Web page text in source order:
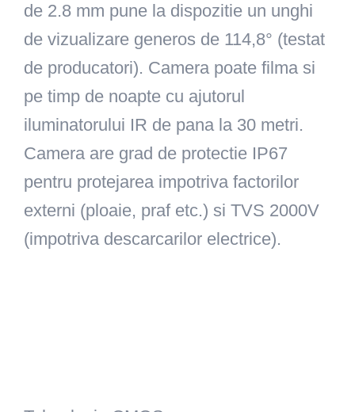
de 2.8 mm pune la dispozitie un unghi
de vizualizare generos de 114,8° (testat
de producatori). Camera poate filma si
pe timp de noapte cu ajutorul
iluminatorului IR de pana la 30 metri.
Camera are grad de protectie IP67
pentru protejarea impotriva factorilor
externi (ploaie, praf etc.) si TVS 2000V
(impotriva descarcarilor electrice).